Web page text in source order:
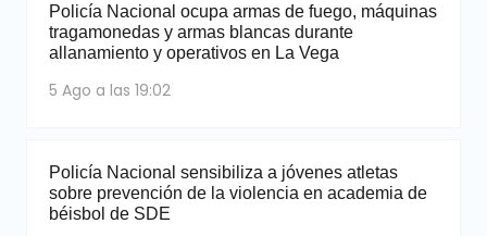
Policía Nacional ocupa armas de fuego, máquinas
tragamonedas y armas blancas durante
allanamiento y operativos en La Vega
5 Ago a las 19:02
Policía Nacional sensibiliza a jóvenes atletas
sobre prevención de la violencia en academia de
béisbol de SDE